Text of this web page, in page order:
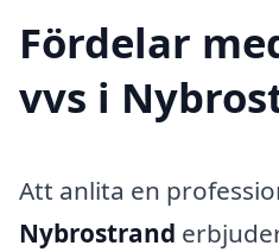
Fördelar
vvs i
Att anlita en
Nybrostrand